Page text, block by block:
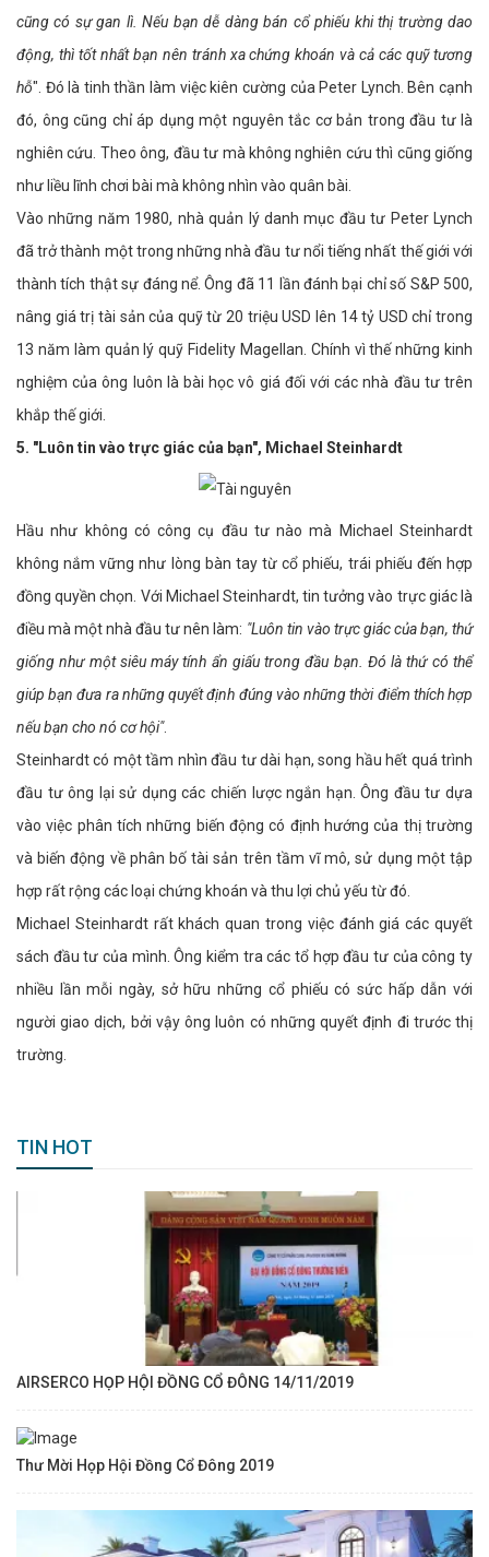
cũng có sự gan lì. Nếu bạn dễ dàng bán cổ phiếu khi thị trường dao
động, thì tốt nhất bạn nên tránh xa chứng khoán và cả các quỹ tương
hỗ". Đó là tinh thần làm việc kiên cường của Peter Lynch. Bên cạnh
đó, ông cũng chỉ áp dụng một nguyên tắc cơ bản trong đầu tư là
nghiên cứu. Theo ông, đầu tư mà không nghiên cứu thì cũng giống
như liều lĩnh chơi bài mà không nhìn vào quân bài.
Vào những năm 1980, nhà quản lý danh mục đầu tư Peter Lynch
đã trở thành một trong những nhà đầu tư nổi tiếng nhất thế giới với
thành tích thật sự đáng nể. Ông đã 11 lần đánh bại chỉ số S&P 500,
nâng giá trị tài sản của quỹ từ 20 triệu USD lên 14 tỷ USD chỉ trong
13 năm làm quản lý quỹ Fidelity Magellan. Chính vì thế những kinh
nghiệm của ông luôn là bài học vô giá đối với các nhà đầu tư trên
khắp thế giới.
5. "Luôn tin vào trực giác của bạn​", Michael Steinhardt
Hầu như không có công cụ đầu tư nào mà Michael Steinhardt
không nắm vững như lòng bàn tay từ cổ phiếu, trái phiếu đến hợp
đồng quyền chọn. Với Michael Steinhardt, tin tưởng vào trực giác là
điều mà một nhà đầu tư nên làm: "Luôn tin vào trực giác của bạn, thứ
giống như một siêu máy tính ẩn giấu trong đầu bạn. Đó là thứ có thể
giúp bạn đưa ra những quyết định đúng vào những thời điểm thích hợp
nếu bạn cho nó cơ hội".
Steinhardt có một tầm nhìn đầu tư dài hạn, song hầu hết quá trình
đầu tư ông lại sử dụng các chiến lược ngắn hạn. Ông đầu tư dựa
vào việc phân tích những biến động có định hướng của thị trường
và biến động về phân bố tài sản trên tầm vĩ mô, sử dụng một tập
hợp rất rộng các loại chứng khoán và thu lợi chủ yếu từ đó.
Michael Steinhardt rất khách quan trong việc đánh giá các quyết
sách đầu tư của mình. Ông kiểm tra các tổ hợp đầu tư của công ty
nhiều lần mỗi ngày, sở hữu những cổ phiếu có sức hấp dẫn với
người giao dịch, bởi vậy ông luôn có những quyết định đi trước thị
trường.
TIN HOT
AIRSERCO HỌP HỘI ĐỒNG CỔ ĐÔNG 14/11/2019
Thư Mời Họp Hội Đồng Cổ Đông 2019